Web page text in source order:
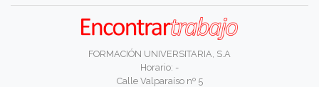
FORMACIÓN UNIVERSITARIA, S.A
Horario: -
Calle Valparaíso nº 5